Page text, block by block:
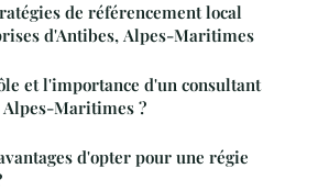
de référencement local
d'Antibes, Alpes-Maritimes
et l'importance d'un consultant
Alpes-Maritimes ?
d'opter pour une régie